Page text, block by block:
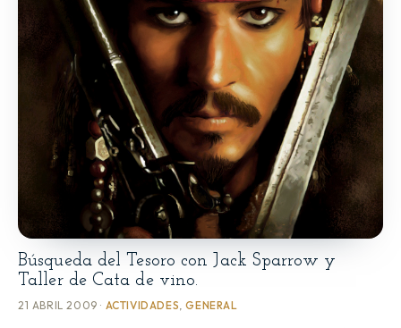
Búsqueda del Tesoro con Jack Sparrow y
Taller de Cata de vino.
21 ABRIL 2009 · ACTIVIDADES ,GENERAL